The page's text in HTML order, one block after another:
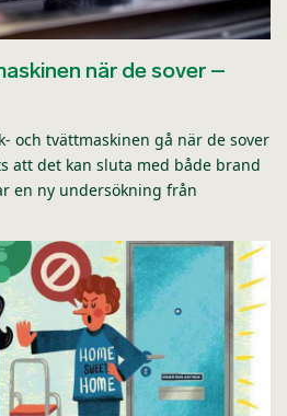
när de sover –
och tvättmaskinen gå när de sover
att det kan sluta med både brand
en ny undersökning från